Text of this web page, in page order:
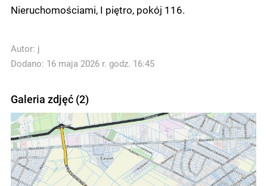
Nieruchomościami, I piętro, pokój 116.
Autor: j
Dodano: 16 maja 2026 r. godz. 16:45
Galeria zdjęć (2)